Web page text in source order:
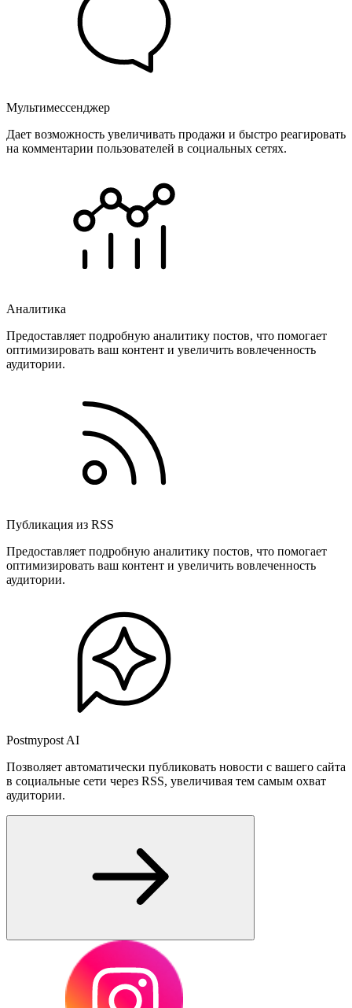
Мультимессенджер
Дает возможность увеличивать продажи и быстро реагировать
на комментарии пользователей в социальных сетях.
Аналитика
Предоставляет подробную аналитику постов, что помогает
оптимизировать ваш контент и увеличить вовлеченность
аудитории.
Публикация из RSS
Предоставляет подробную аналитику постов, что помогает
оптимизировать ваш контент и увеличить вовлеченность
аудитории.
Postmypost AI
Позволяет автоматически публиковать новости с вашего сайта
в социальные сети через RSS, увеличивая тем самым охват
аудитории.